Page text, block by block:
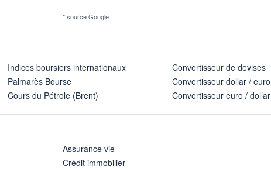
* source Google
Indices boursiers internationaux
Palmarès Bourse
Cours du Pétrole (Brent)
Convertisseur de devises
Convertisseur dollar / euro
Convertisseur euro / dollar
Assurance vie
Crédit immobilier